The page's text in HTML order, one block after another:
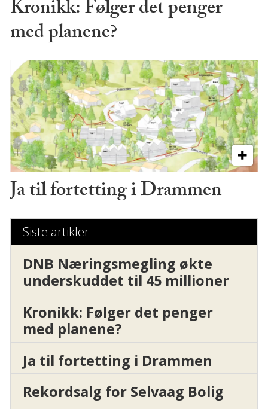
Kronikk: Følger det penger
med planene?
Ja til fortetting i Drammen
Siste artikler
DNB Næringsmegling økte
underskuddet til 45 millioner
Kronikk: Følger det penger
med planene?
Ja til fortetting i Drammen
Rekordsalg for Selvaag Bolig